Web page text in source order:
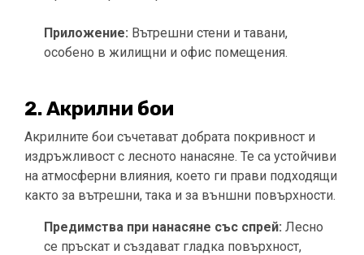
Приложение: Вътрешни стени и тавани,
особено в жилищни и офис помещения.
2. Акрилни бои
Акрилните бои съчетават добрата покривност и
издръжливост с лесното нанасяне. Те са устойчиви
на атмосферни влияния, което ги прави подходящи
както за вътрешни, така и за външни повърхности.
Предимства при нанасяне със спрей: Лесно
се пръскат и създават гладка повърхност,